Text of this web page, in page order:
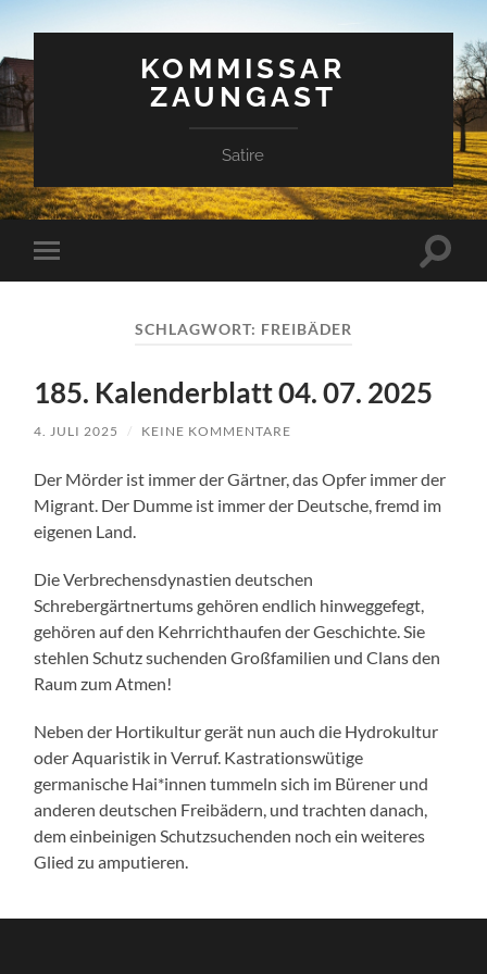
KOMMISSAR
ZAUNGAST
Satire
Mobile-
Menü
SCHLAGWORT: FREIBÄDER
185. Kalenderblatt 04. 07. 2025
4. JULI 2025 / KEINE KOMMENTARE
Der Mörder ist immer der Gärtner, das Opfer immer der
Migrant. Der Dumme ist immer der Deutsche, fremd im
eigenen Land.
Die Verbrechensdynastien deutschen
Schrebergärtnertums gehören endlich hinweggefegt,
gehören auf den Kehrrichthaufen der Geschichte. Sie
stehlen Schutz suchenden Großfamilien und Clans den
Raum zum Atmen!
Neben der Hortikultur gerät nun auch die Hydrokultur
oder Aquaristik in Verruf. Kastrationswütige
germanische Hai*innen tummeln sich im Bürener und
anderen deutschen Freibädern, und trachten danach,
dem einbeinigen Schutzsuchenden noch ein weiteres
Glied zu amputieren.